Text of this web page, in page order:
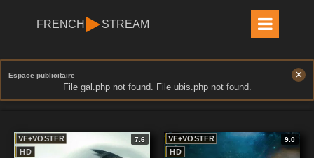
FRENCH STREAM
Espace publicitaire ×
File gal.php not found. File ubis.php not found.
HD
VF+VOSTFR 7.6
HD
VF+VOSTFR 9.0